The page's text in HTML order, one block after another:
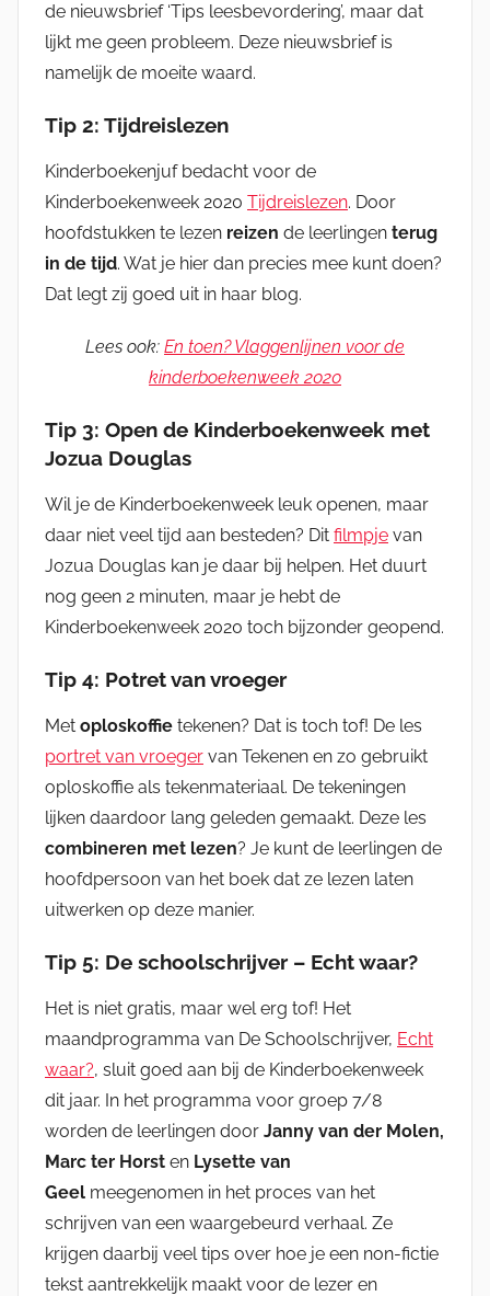
de nieuwsbrief ‘Tips leesbevordering’, maar dat
lijkt me geen probleem. Deze nieuwsbrief is
namelijk de moeite waard.
Tip 2: Tijdreislezen
Kinderboekenjuf bedacht voor de
Kinderboekenweek 2020 Tijdreislezen. Door
hoofdstukken te lezen reizen de leerlingen terug
in de tijd. Wat je hier dan precies mee kunt doen?
Dat legt zij goed uit in haar blog.
Lees ook: En toen? Vlaggenlijnen voor de
kinderboekenweek 2020
Tip 3: Open de Kinderboekenweek met
Jozua Douglas
Wil je de Kinderboekenweek leuk openen, maar
daar niet veel tijd aan besteden? Dit filmpje van
Jozua Douglas kan je daar bij helpen. Het duurt
nog geen 2 minuten, maar je hebt de
Kinderboekenweek 2020 toch bijzonder geopend.
Tip 4: Potret van vroeger
Met oploskoffie tekenen? Dat is toch tof! De les
portret van vroeger van Tekenen en zo gebruikt
oploskoffie als tekenmateriaal. De tekeningen
lijken daardoor lang geleden gemaakt. Deze les
combineren met lezen? Je kunt de leerlingen de
hoofdpersoon van het boek dat ze lezen laten
uitwerken op deze manier.
Tip 5: De schoolschrijver – Echt waar?
Het is niet gratis, maar wel erg tof! Het
maandprogramma van De Schoolschrijver, Echt
waar?, sluit goed aan bij de Kinderboekenweek
dit jaar. In het programma voor groep 7/8
worden de leerlingen door Janny van der Molen,
Marc ter Horst en Lysette van
Geel meegenomen in het proces van het
schrijven van een waargebeurd verhaal. Ze
krijgen daarbij veel tips over hoe je een non-fictie
tekst aantrekkelijk maakt voor de lezer en